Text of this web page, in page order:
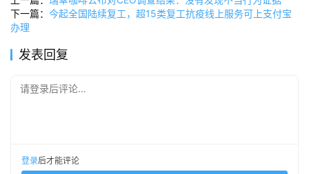
圈
子
主
下一篇： 今起全国陆续复工，超15类复工抗疫线上服务可上支付宝
办理
发表回复
请登录后评论...
登录后才能评论